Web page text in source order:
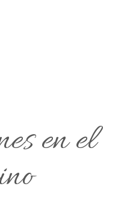
en el